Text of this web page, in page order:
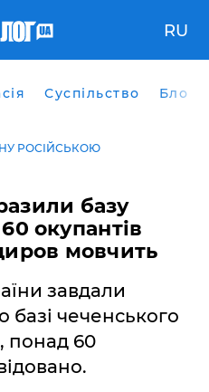
RU
Суспільство Блоги
РОСІЙСЬКОЮ
базу
окупантів
мовчить
завдали
базі чеченського
понад 60